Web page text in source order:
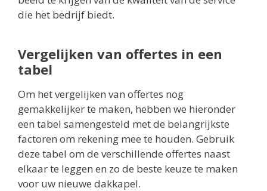
die het bedrijf biedt.
Vergelijken van offertes in een
tabel
Om het vergelijken van offertes nog
gemakkelijker te maken, hebben we hieronder
een tabel samengesteld met de belangrijkste
factoren om rekening mee te houden. Gebruik
deze tabel om de verschillende offertes naast
elkaar te leggen en zo de beste keuze te maken
voor uw nieuwe dakkapel.